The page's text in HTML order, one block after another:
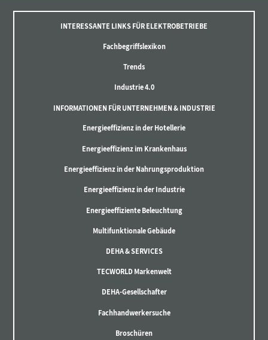
INTERESSANTE LINKS FÜR ELEKTROBETRIEBE
Fachbegriffslexikon
Trends
Industrie 4.0
INFORMATIONEN FÜR UNTERNEHMEN & INDUSTRIE
Energieeffizienz in der Hotellerie
Energieeffizienz im Krankenhaus
Energieeffizienz in der Nahrungsproduktion
Energieeffizienz in der Industrie
Energieeffiziente Beleuchtung
Multifunktionale Gebäude
DEHA & SERVICES
TECWORLD Markenwelt
DEHA-Gesellschafter
Fachhandwerkersuche
Broschüren